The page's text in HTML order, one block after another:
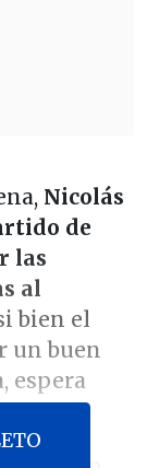
Nicolás
de
las
al
bien el
un buen
espera